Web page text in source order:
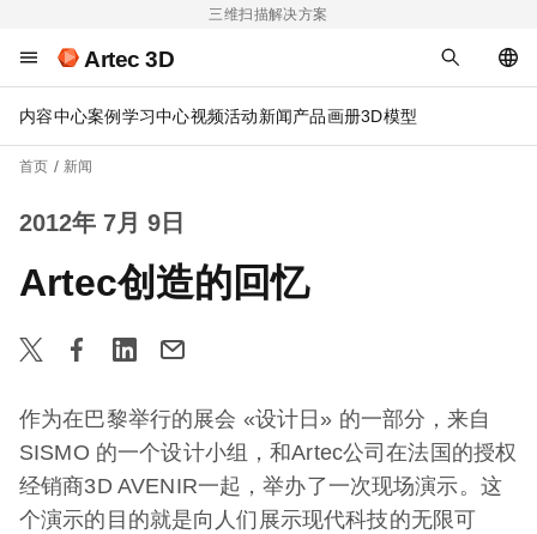
三维扫描解决方案
Artec 3D
内容中心案例 学习中心视频活动新闻产品画册3D模型
首页 新闻
2012年 7月 9日
Artec创造的回忆
作为在巴黎举行的展会 «设计日» 的一部分，来自
SISMO 的一个设计小组，和Artec公司在法国的授权
经销商3D AVENIR一起，举办了一次现场演示。这
个演示的目的就是向人们展示现代科技的无限可